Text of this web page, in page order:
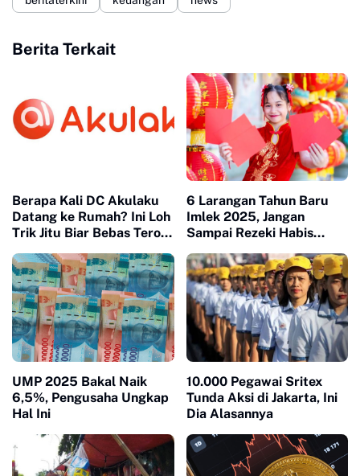
Berita Terkait
Berapa Kali DC Akulaku
Datang ke Rumah? Ini Loh
Trik Jitu Biar Bebas Teror
6 Larangan Tahun Baru
Imlek 2025, Jangan
Sampai Rezeki Habis
UMP 2025 Bakal Naik
6,5%, Pengusaha Ungkap
Hal Ini
10.000 Pegawai Sritex
Tunda Aksi di Jakarta, Ini
Dia Alasannya